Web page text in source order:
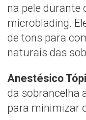
na pele durante
microblading.
de tons para
naturais das
Anestésico
da sobrancelha
para minimizar